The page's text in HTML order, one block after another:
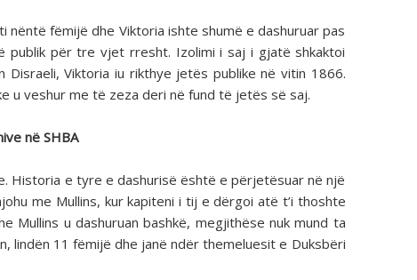
fëmijë dhe Viktoria ishte shumë e dashuruar pas
publik për tre vjet rresht. Izolimi i saj i gjatë shkaktoi
Disraeli, Viktoria iu rikthye jetës publike në vitin 1866.
u veshur me të zeza deri në fund të jetës së saj.
në SHBA
Historia e tyre e dashurisë është e përjetësuar në një
me Mullins, kur kapiteni i tij e dërgoi atë t’i thoshte
Mullins u dashuruan bashkë, megjithëse nuk mund ta
lindën 11 fëmijë dhe janë ndër themeluesit e Duksbëri